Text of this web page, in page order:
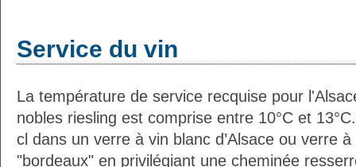
Service du vin
La température de service recquise pour
nobles riesling est comprise entre 10°C et
cl dans un verre à vin blanc d’Alsace ou verre
"bordeaux" en privilégiant une cheminée